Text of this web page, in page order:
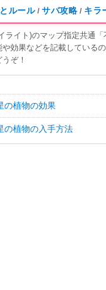
ルール / サバ攻略 / キラ
ライト)のマップ指定共通
効果などを記載している
ぞ！
の植物の効果
の植物の入手方法